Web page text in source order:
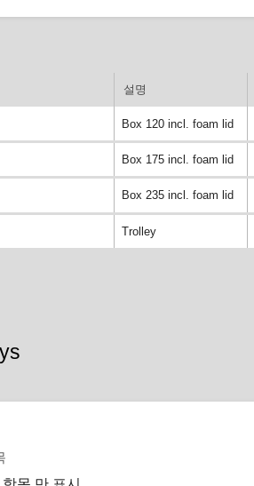
설명
Box 120 incl. foam lid
Box 175 incl. foam lid
Box 235 incl. foam lid
Trolley